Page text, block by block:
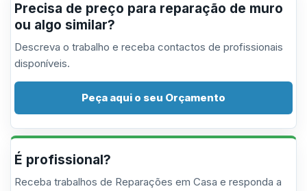
Precisa de preço para reparação de muro
ou algo similar?
Descreva o trabalho e receba contactos de profissionais
disponíveis.
Peça aqui o seu Orçamento
É profissional?
Receba trabalhos de Reparações em Casa e responda a